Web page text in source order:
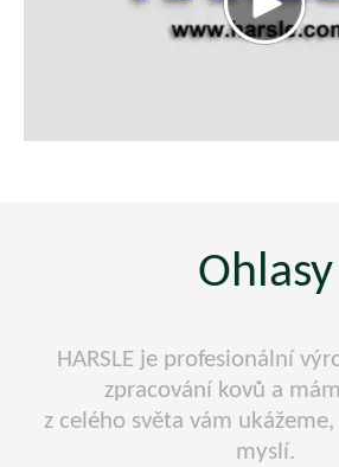
Ohlasy
HARSLE je profesionální
zpracování kovů a
z celého světa vám
myslí.